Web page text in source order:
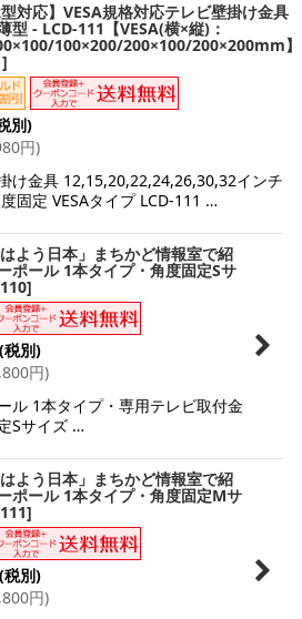
型対応】VESA規格対応テレビ壁掛け金具
型 - LCD-111【VESA(横×縦)：
100×200/200×100/200×200mm】
]
別)
円)
け金具 12,15,20,22,24,26,30,32インチ
度固定 VESAタイプ LCD-111 …
よう日本」まちかど情報室で紹
ポール 1本タイプ・角度固定Sサ
]
(税別)
円)
ル 1本タイプ・専用テレビ取付金
Sサイズ …
よう日本」まちかど情報室で紹
ポール 1本タイプ・角度固定Mサ
]
(税別)
円)